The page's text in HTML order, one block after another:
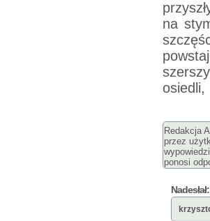
na
osiedli,
Redakcja
przez
ponosi
Nadesłał: